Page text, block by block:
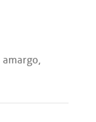
amargo,